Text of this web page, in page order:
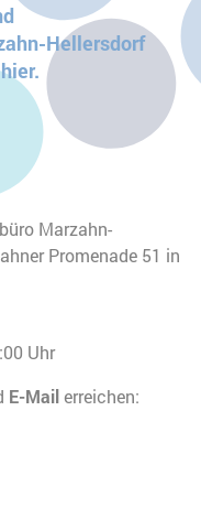
Hellersdorf
Marzahn-
Promenade 51 in
Uhr
E-Mailerreichen: